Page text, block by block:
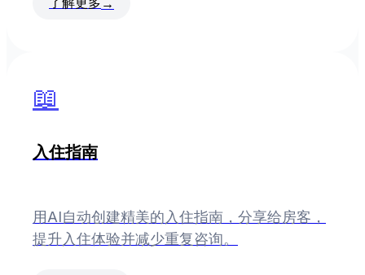
→
📖
入住指南
用AI自动创建精美的入住指南，分享给房客，
提升入住体验并减少重复咨询。